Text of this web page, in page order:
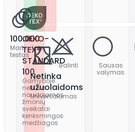
100.000
Martindale
testas
OEKO-
TEX®
STANDARD
100
Gamyboje
nebuvo
naudojamos
žmonių
sveikatai
kenksmingos
medžiagos
Netinka
užuolaidoms
Universalumas
Balinti
Sausas
valymas